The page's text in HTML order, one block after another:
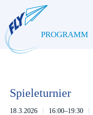
PROGRAMM
Spieleturnier
18.3.2026
16:00–19:30